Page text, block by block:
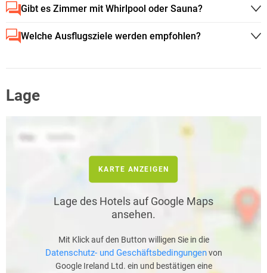
Gibt es Zimmer mit Whirlpool oder Sauna?
Welche Ausflugsziele werden empfohlen?
Lage
KARTE ANZEIGEN
Lage des Hotels auf Google Maps
ansehen.
Mit Klick auf den Button willigen Sie in die
Datenschutz- und Geschäftsbedingungenvon
Google Ireland Ltd. ein und bestätigen eine